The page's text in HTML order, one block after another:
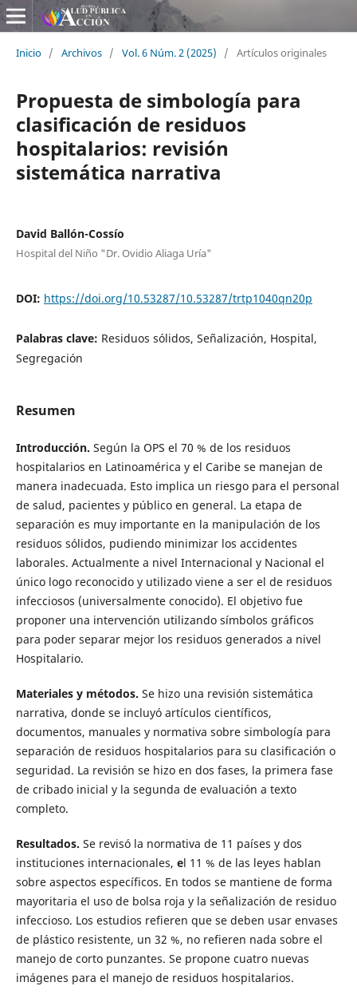
Inicio / Archivos / Vol. 6 Núm. 2 (2025) / Artículos originales
Propuesta de simbología para
clasificación de residuos
hospitalarios: revisión
sistemática narrativa
David Ballón-Cossío
Hospital del Niño "Dr. Ovidio Aliaga Uría"
DOI: https://doi.org/10.53287/10.53287/trtp1040qn20p
Palabras clave: Residuos sólidos, Señalización, Hospital,
Segregación
Resumen
Introducción. Según la OPS el 70 % de los residuos
hospitalarios en Latinoamérica y el Caribe se manejan de
manera inadecuada. Esto implica un riesgo para el personal
de salud, pacientes y público en general. La etapa de
separación es muy importante en la manipulación de los
residuos sólidos, pudiendo minimizar los accidentes
laborales. Actualmente a nivel Internacional y Nacional el
único logo reconocido y utilizado viene a ser el de residuos
infecciosos (universalmente conocido). El objetivo fue
proponer una intervención utilizando símbolos gráficos
para poder separar mejor los residuos generados a nivel
Hospitalario.
Materiales y métodos. Se hizo una revisión sistemática
narrativa, donde se incluyó artículos científicos,
documentos, manuales y normativa sobre simbología para
separación de residuos hospitalarios para su clasificación o
seguridad. La revisión se hizo en dos fases, la primera fase
de cribado inicial y la segunda de evaluación a texto
completo.
Resultados. Se revisó la normativa de 11 países y dos
instituciones internacionales, el 11 % de las leyes hablan
sobre aspectos específicos. En todos se mantiene de forma
mayoritaria el uso de bolsa roja y la señalización de residuo
infeccioso. Los estudios refieren que se deben usar envases
de plástico resistente, un 32 %, no refieren nada sobre el
manejo de corto punzantes. Se propone cuatro nuevas
imágenes para el manejo de residuos hospitalarios.